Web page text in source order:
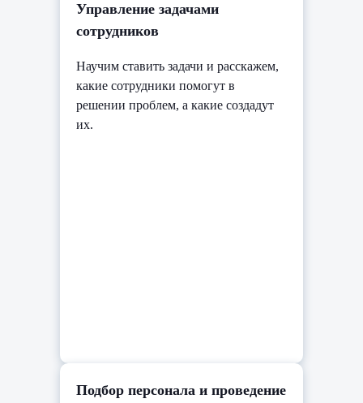
Управление задачами
сотрудников
Научим ставить задачи и расскажем,
какие сотрудники помогут в
решении проблем, а какие создадут
их.
Подбор персонала и проведение